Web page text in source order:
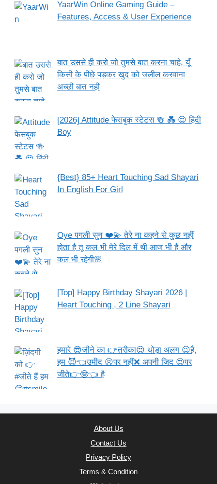
YaarWin Online Gaming Guide –
Features, Access & User Experience
बात उससे ही करो जो तुमसे बात करना चाहे, यूँ
किसी के पीछे पड़कर खुद को जलील करवाना
अच्छी बात नही
[2026] Attitude फेसबुक स्टेटस 🍻 💑 😍 हिंदी
Boy
{Best} 85+ Heart Touching Sad Shayari
In English For Girl
Oye पगली सुन ❤️💫 तेरे ना कहने से कुछ नहीं
होता है तू कल भी मेरे दिल में थी आज भी है और
कल भी रहेगी🌸
[Top] Happy Birthday Shayari 2026 |
Heart Touching , 2 Line Shayari
हमारे 😎जीने का 👉तरीका😍 थोड़ा अलग 😉है,
हम 😈👈उमीद 😣पर नहीं❌ अपनी जिद 😍पर
जीते👉🤓👈 है
About Us
Contact Us
Privacy Policy
Terms & Condition